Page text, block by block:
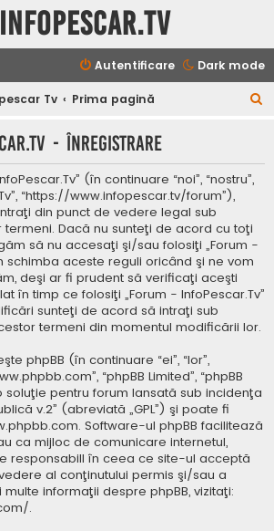
Dark mode
Autentificare
Tv Prima pagină
t
- Înregistrare
(în continuare “noi”, “nostru”,
“https://www.infopescar.tv/forum”),
din punct de vedere legal sub
Dacă nu sunteţi de acord cu toţi
să nu accesaţi şi/sau folosiţi „Forum -
schimba aceste reguli oricând şi ne vom
deşi ar fi prudent să verificaţi aceşti
în timp ce folosiţi „Forum - InfoPescar.Tv”
sunteţi de acord să intraţi sub
termeni din momentul modificării lor.
phpBB (în continuare “ei”, “lor”,
“phpBB Limited”, “phpBB
soluţie pentru forum lansată sub incidenţa
v.2” (abreviată „GPL”) şi poate fi
. Software-ul phpBB facilitează
ca mijloc de comunicare internetul,
responsabill în ceea ce site-ul acceptă
al conţinutului permis şi/sau a
informaţii despre phpBB, vizitaţi:
.